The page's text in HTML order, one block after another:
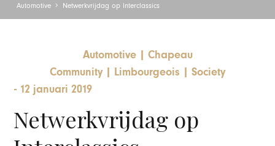
Automotive Netwerkvrijdag op Interclassics
Automotive | Chapeau
Community | Limbourgeois | Society
- 12 januari 2019
Netwerkvrijdag op